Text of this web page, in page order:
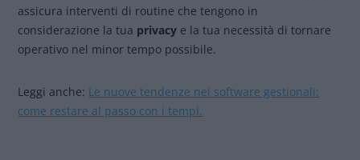
assicura interventi di routine che tengono in
considerazione la tua privacy e la tua necessità di tornare
operativo nel minor tempo possibile.
Leggi anche: Le nuove tendenze nei software gestionali:
come restare al passo con i tempi.